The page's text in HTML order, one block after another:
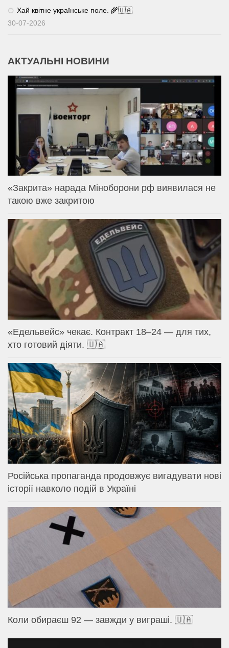
Хай квітне українське поле. 🌾🇺🇦
30-07-2026
АКТУАЛЬНІ НОВИНИ
«Закрита» нарада Міноборони рф виявилася не
такою вже закритою
«Едельвейс» чекає. Контракт 18–24 — для тих,
хто готовий діяти. 🇺🇦
Російська пропаганда продовжує вигадувати нові
історії навколо подій в Україні
Коли обираєш 92 — завжди у виграші. 🇺🇦